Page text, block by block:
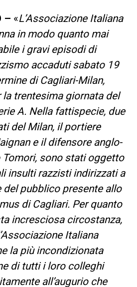
– «L’Associazione Italiana
in modo quanto mai
i gravi episodi di
accaduti sabato 19
di Cagliari-Milan,
trentesima giornata del
A. Nella fattispecie, due
del Milan, il portiere
e il difensore anglo-
Tomori, sono stati oggetto
insulti razzisti indirizzati a
del pubblico presente allo
di Cagliari. Per quanto
incresciosa circostanza,
Italiana
la più incondizionata
di tutti i loro colleghi
all’augurio che